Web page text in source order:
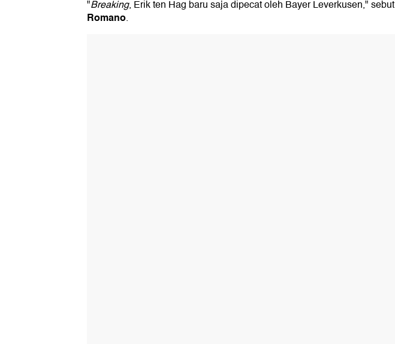
"Breaking, Erik ten Hag baru saja dipecat oleh Bayer Leverkusen," sebut
Romano.